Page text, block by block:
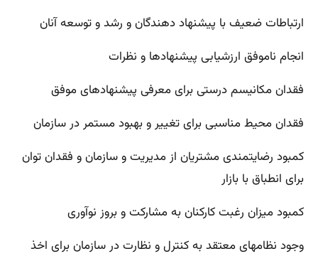
ارتباطات ضعیف با پیشنهاد دهندگان و رشد و توسعه آنان
انجام ناموفق ارزشیابی پیشنهادها و نظرات
فقدان مکانیسم درستی برای معرفی پیشنهادهای موفق
فقدان محیط مناسبی برای تغییر و بهبود مستمر در سازمان
کمبود رضایتمندی مشتریان از مدیریت و سازمان و فقدان توان
برای انطباق با بازار
کمبود میزان رغبت کارکنان به مشارکت و بروز نوآوری
وجود نظامهای معتقد به کنترل و نظارت در سازمان برای اخذ